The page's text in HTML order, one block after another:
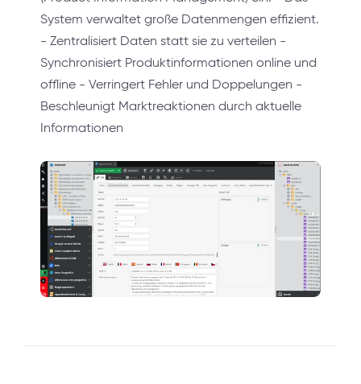
System verwaltet große Datenmengen effizient.
- Zentralisiert Daten statt sie zu verteilen -
Synchronisiert Produktinformationen online und
offline - Verringert Fehler und Doppelungen -
Beschleunigt Marktreaktionen durch aktuelle
Informationen